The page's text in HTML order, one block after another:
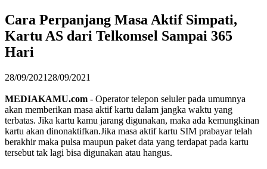
Cara Perpanjang Masa Aktif Simpati,
Kartu AS dari Telkomsel Sampai 365
Hari
28/09/2021 28/09/2021
MEDIAKAMU.com - Operator telepon seluler pada umumnya
akan memberikan masa aktif kartu dalam jangka waktu yang
terbatas. Jika kartu kamu jarang digunakan, maka ada kemungkinan
kartu akan dinonaktifkan.Jika masa aktif kartu SIM prabayar telah
berakhir maka pulsa maupun paket data yang terdapat pada kartu
tersebut tak lagi bisa digunakan atau hangus.